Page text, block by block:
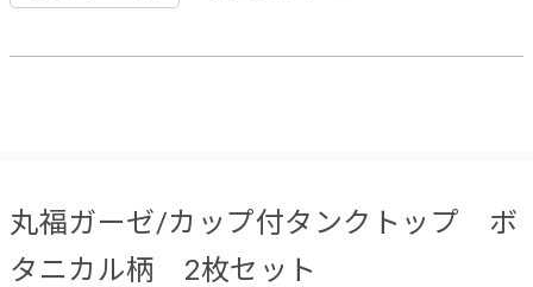
丸福ガーゼ/カップ付タンクトップ ボ
タニカル柄 2枚セット